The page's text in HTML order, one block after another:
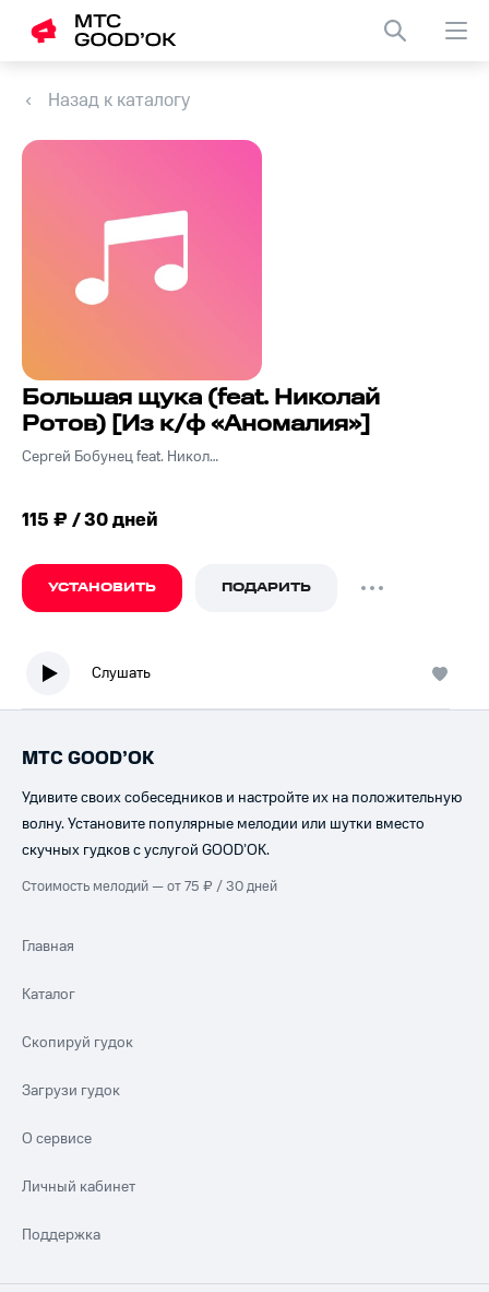
Назад к каталогу
Большая щука (feat. Николай
Ротов) [Из к/ф «Аномалия»]
Сергей Бобунец feat. Николай Ротов
115 ₽ / 30 дней
УСТАНОВИТЬ ПОДАРИТЬ
Слушать
МТС GOOD’OK
Удивите своих собеседников и настройте их на положительную
волну. Установите популярные мелодии или шутки вместо
скучных гудков с услугой GOOD’OK.
Стоимость мелодий — от 75 ₽ / 30 дней
Главная
Каталог
Скопируй гудок
Загрузи гудок
О сервисе
Личный кабинет
Поддержка